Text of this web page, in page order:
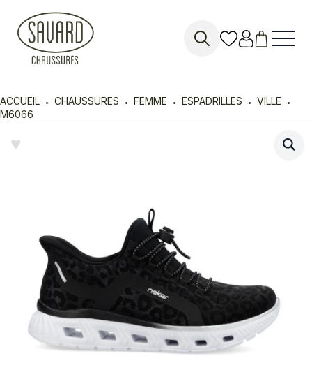
ACCUEIL CHAUSSURES FEMME ESPADRILLES
VILLE
M6066
♥︎